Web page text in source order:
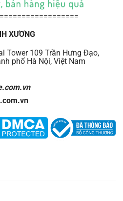
XƯƠNG
Tower 109 Trần Hưng Đạo,
phố Hà Nội, Việt Nam